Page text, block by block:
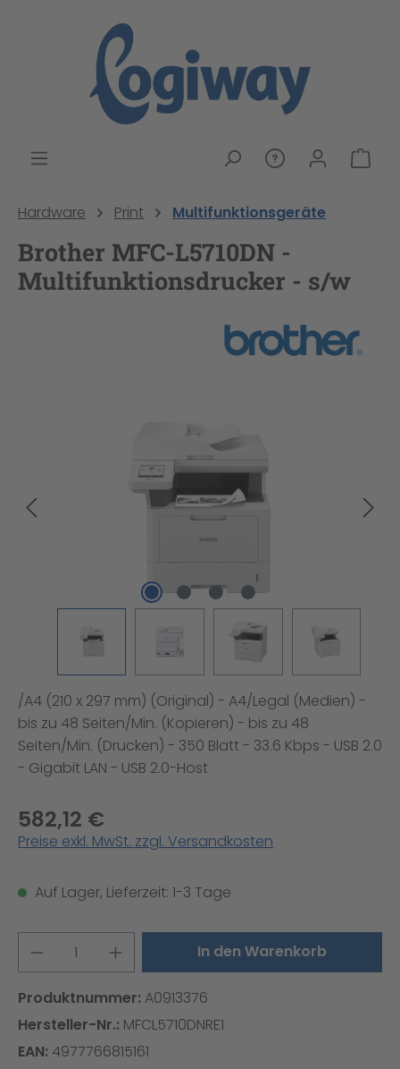
Hardware Print Multifunktionsgeräte
Brother MFC-L5710DN -
Multifunktionsdrucker - s/w
/A4 (210 x 297 mm) (Original) - A4/Legal (Medien) -
bis zu 48 Seiten/Min. (Kopieren) - bis zu 48
Seiten/Min. (Drucken) - 350 Blatt - 33.6 Kbps - USB 2.0
- Gigabit LAN - USB 2.0-Host
582,12 €
Preise exkl. MwSt. zzgl. Versandkosten
Auf Lager, Lieferzeit: 1-3 Tage
Produkt Anzahl: Gib denIn den Warenkorb
Produktnummer: A0913376
Hersteller-Nr.: MFCL5710DNRE1
EAN: 4977766815161